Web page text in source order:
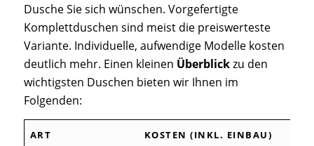
Dusche Sie sich wünschen. Vorgefertigte
Komplettduschen sind meist die preiswerteste
Variante. Individuelle, aufwendige Modelle kosten
deutlich mehr. Einen kleinen Überblickzu den
wichtigsten Duschen bieten wir Ihnen im
Folgenden:
ART KOSTEN (INKL. EINBAU)